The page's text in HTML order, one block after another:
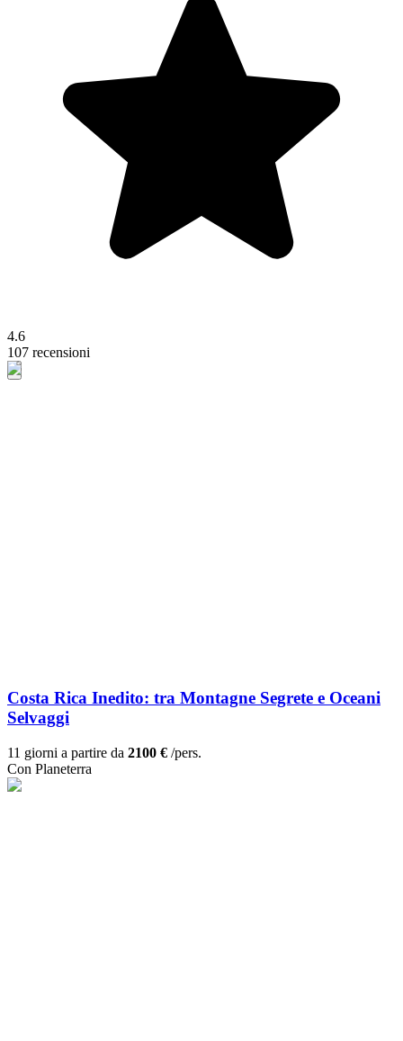
4.6
107 recensioni
Costa Rica Inedito: tra Montagne Segrete e Oceani
Selvaggi
11 giorni a partire da 2100 € /pers.
Con Planeterra